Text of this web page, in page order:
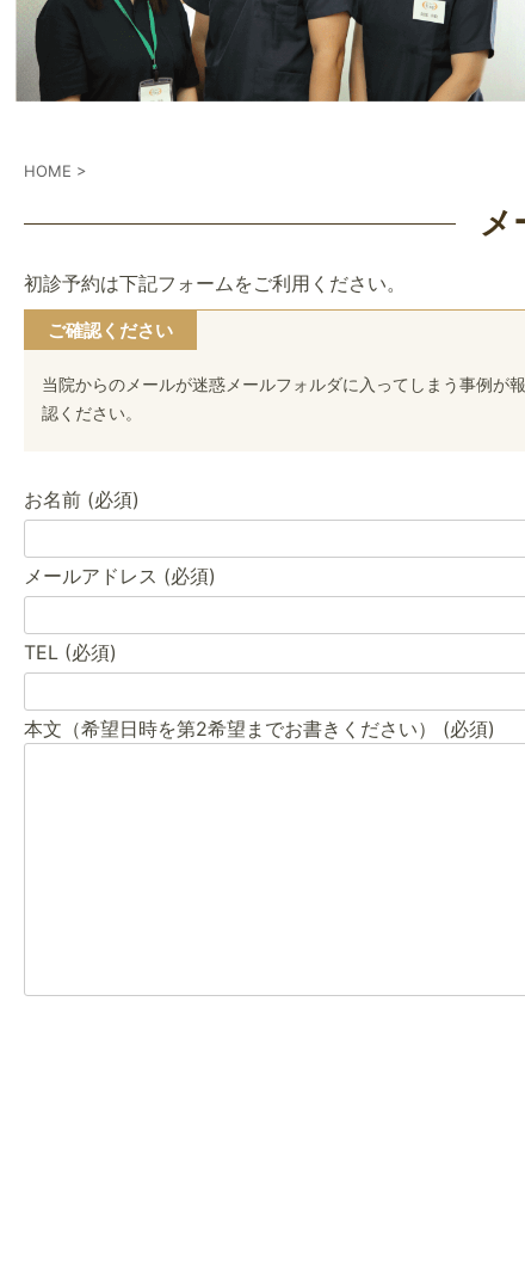
HOME >
メ
初診予約は下記フォームをご利用ください。
ご確認ください
当院からのメールが迷惑メールフォルダに入ってしまう事例が
認ください。
お名前 (必須)
メールアドレス (必須)
TEL (必須)
本文（希望日時を第2希望までお書きください） (必須)